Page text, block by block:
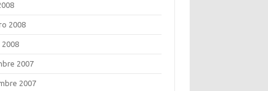
2008
2008
2007
2007